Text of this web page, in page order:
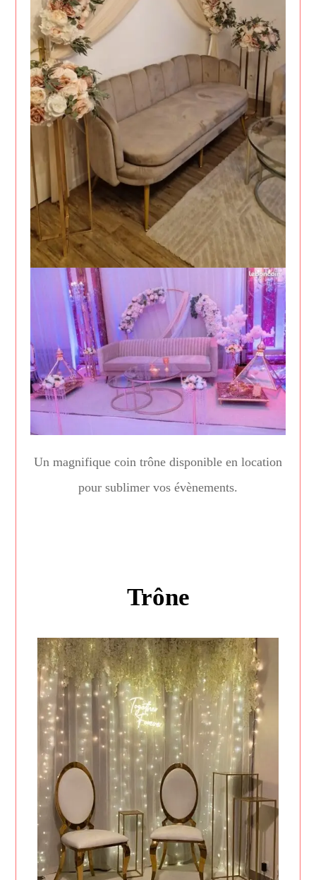
Un magnifique coin trône disponible en location
pour sublimer vos évènements.
Trône